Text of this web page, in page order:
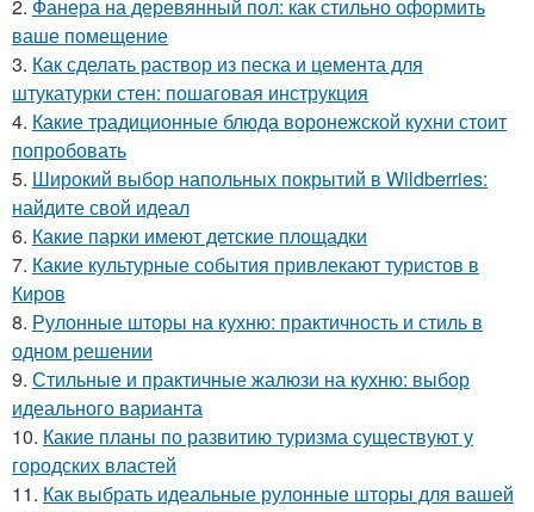
2. Фанера на деревянный пол: как стильно оформить
ваше помещение
3. Как сделать раствор из песка и цемента для
штукатурки стен: пошаговая инструкция
4. Какие традиционные блюда воронежской кухни стоит
попробовать
5. Широкий выбор напольных покрытий в Wildberries:
найдите свой идеал
6. Какие парки имеют детские площадки
7. Какие культурные события привлекают туристов в
Киров
8. Рулонные шторы на кухню: практичность и стиль в
одном решении
9. Стильные и практичные жалюзи на кухню: выбор
идеального варианта
10. Какие планы по развитию туризма существуют у
городских властей
11. Как выбрать идеальные рулонные шторы для вашей